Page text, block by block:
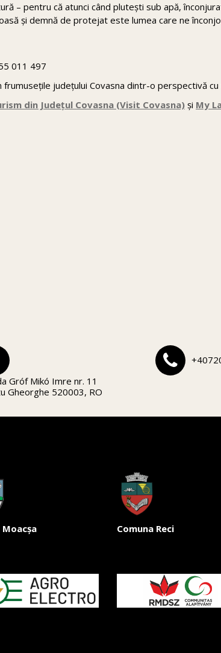
– pentru că atunci când plutești sub apă,
și demnă de protejat este lumea care ne
011 497
județului Covasna dintr-o perspectivă cu
din Județul Covasna (Visit Covasna) și My
Gróf Mikó Imre nr. 11
Gheorghe 520003, RO
Moacșa Comuna Reci